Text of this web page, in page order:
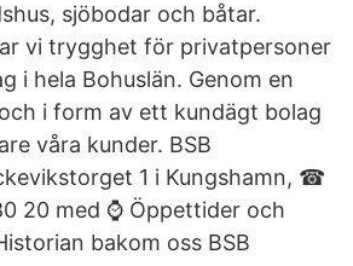
sjöbodar och båtar.
vi trygghet för privatpersoner
i hela Bohuslän. Genom en
i form av ett kundägt bolag
våra kunder. BSB
1 i Kungshamn, ☎
20 med ⌚ Öppettider och
bakom oss BSB